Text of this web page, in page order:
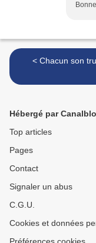
< Chacun son
Hébergé par
Top articles
Pages
Contact
Signaler un abus
C.G.U.
Cookies et données